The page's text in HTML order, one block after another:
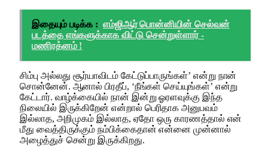
இதையும் படிக்க : எம்ஜிஆர் பொன்னியின் செல்வன்
படத்தை எங்களுக்காக விட்டு சென்றுள்ளார் -
மணிரத்னம் !
சிம்பு அல்லது சூர்யாவிடம் கேட்டுப்பாருங்கள்’ என்று நான்
சொன்னேன். ஆனால் பிரதீப், ‘நீங்கள் செய்யுங்கள்’ என்று
கேட்டார். வாழ்க்கையில் நான் இன்று ஓரளவுக்கு இந்த
நிலையில் இருக்கிறேன் என்றால் பெரிதாக அனுபவம்
இல்லாத, அறிமுகம் இல்லாத, ஏதோ ஒரு காரணத்தால் என்
மீது வைத்திருக்கும் நம்பிக்கைதான் என்னை முன்னால்
அழைத்துச் சென்று இருக்கிறது.